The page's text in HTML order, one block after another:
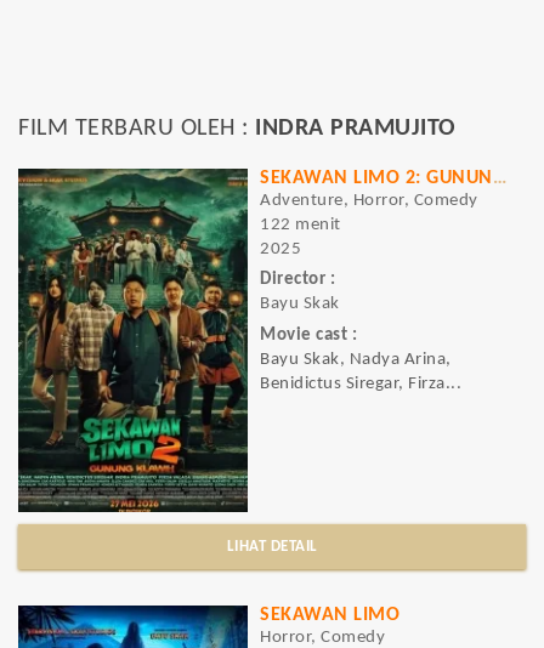
FILM TERBARU OLEH : INDRA PRAMUJITO
SEKAWAN LIMO 2: GUNUNG KLAWIH
Adventure, Horror, Comedy
122 menit
2025
Director :
Bayu Skak
Movie cast :
Bayu Skak, Nadya Arina,
Benidictus Siregar, Firza...
LIHAT DETAIL
SEKAWAN LIMO
Horror, Comedy